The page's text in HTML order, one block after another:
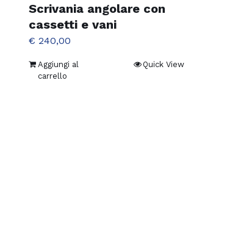
Scrivania angolare con
cassetti e vani
€ 240,00
Aggiungi al
carrello
Quick View